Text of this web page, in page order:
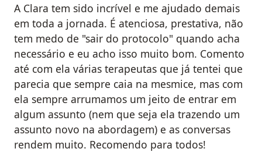
A Clara tem sido incrível e me ajudado demais
em toda a jornada. É atenciosa, prestativa, não
tem medo de "sair do protocolo" quando acha
necessário e eu acho isso muito bom. Comento
até com ela várias terapeutas que já tentei que
parecia que sempre caia na mesmice, mas com
ela sempre arrumamos um jeito de entrar em
algum assunto (nem que seja ela trazendo um
assunto novo na abordagem) e as conversas
rendem muito. Recomendo para todos!